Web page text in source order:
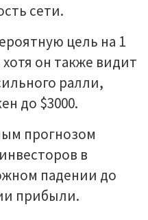
сети.
цель на 1
хотя он также видит
ралли,
до $3000.
прогнозом
в
падении до
прибыли.